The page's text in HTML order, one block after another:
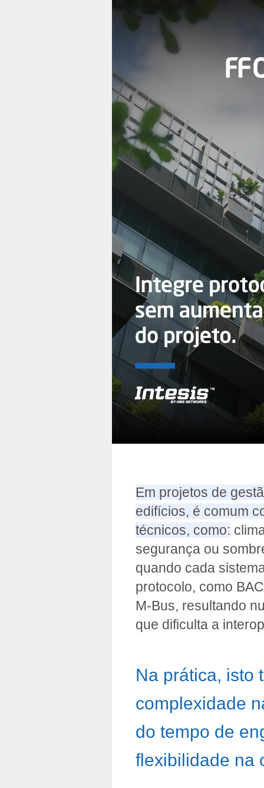
Em projetos de
edifícios, é comum
técnicos, como:
segurança ou
quando cada
protocolo, como
M-Bus, resultando
que dificulta a
Na prática, isto
complexidade
do tempo de
flexibilidade na